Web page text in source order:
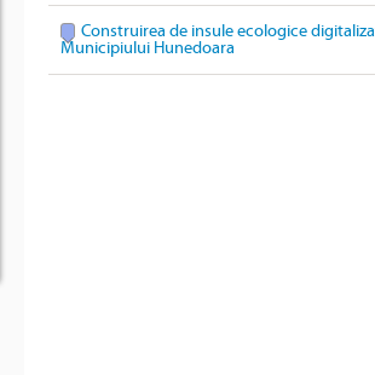
Construirea de insule ecologice
Municipiului Hunedoara